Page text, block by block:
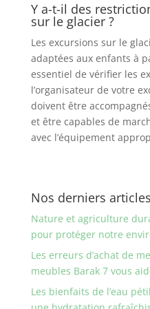
Y a-t-il des
sur le glacier ?
Les excursions sur le
adaptées aux enfants à
essentiel de vérifier les
l’organisateur de votre
doivent être
et être capables de
avec l’équipement
Nos derniers articles
Nature et agriculture
pour protéger notre
Les erreurs d’achat de
meubles Barak 7 vous
Les bienfaits de l’eau